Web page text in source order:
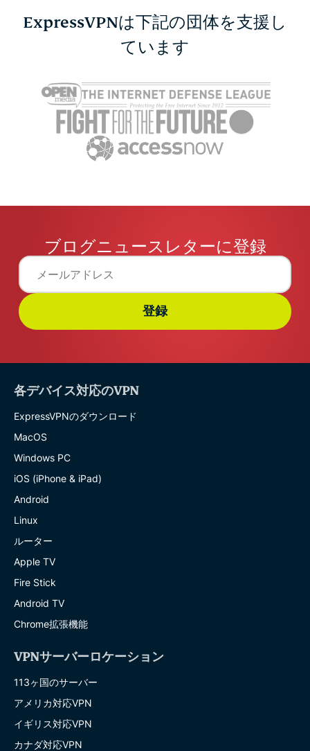
ExpressVPNは下記の団体を支援し
ています
ブログニュースレターに登録
登録
各デバイス対応のVPN
ExpressVPNのダウンロード
MacOS
Windows PC
iOS (iPhone & iPad)
Android
Linux
ルーター
Apple TV
Fire Stick
Android TV
Chrome拡張機能
VPNサーバーロケーション
113ヶ国のサーバー
アメリカ対応VPN
イギリス対応VPN
カナダ対応VPN